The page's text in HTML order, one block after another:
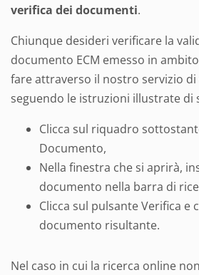
verifica dei documenti.
Chiunque desideri verificare la
documento ECM emesso in
fare attraverso il nostro servizio di
seguendo le istruzioni illustrate di
Clicca sul riquadro
Documento,
Nella finestra che si aprirà,
documento nella barra di
Clicca sul pulsante Verifica e
documento risultante.
Nel caso in cui la ricerca online